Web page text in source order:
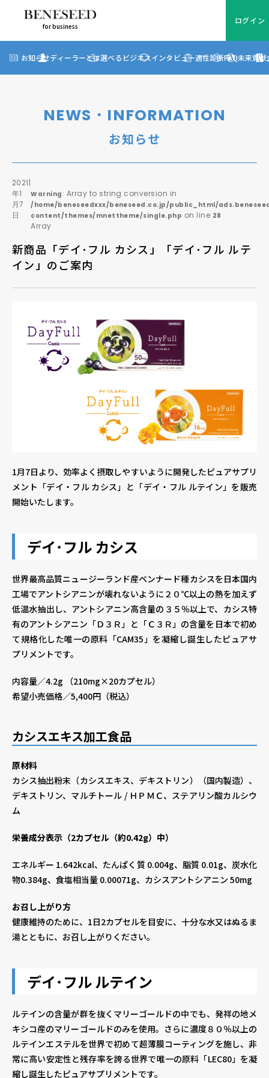
for business
お知らせ
ディーラーとは
FAQ
未来貢献
企業情報
ディーラー契約について
for business
ログイン
お知らせディーラーとは選べるビジネスインタビュー適性診断
? FAQ未来貢献
NEWS・INFORMATION
お知らせ
2021
年1
月7
日
Warning : Array to string conversion in
/home/beneseedxxx/beneseed.co.jp/public_html/
content/themes/mnettheme/single.php on line 28
Array
新商品「デイ･フル カシス」「デイ･フル ルテ
イン」のご案内
1月7日より、効率よく摂取しやすいように開発したピュアサプリ
メント「デイ・フル カシス」と「デイ・フル ルテイン」を販売
開始いたします。
デイ･フル カシス
世界最高品質ニュージーランド産ベンナード種カシスを日本国内
工場でアントシアニンが壊れないように２０℃以上の熱を加えず
低温水抽出し、アントシアニン高含量の３５％以上で、カシス特
有のアントシアニン「Ｄ３Ｒ」と「Ｃ３Ｒ」の含量を日本で初め
て規格化した唯一の原料「CAM35」を凝縮し誕生したピュアサ
プリメントです。
内容量／4.2g （210mg×20カプセル）
希望小売価格／5,400円（税込）
カシスエキス加工食品
原材料
カシス抽出粉末（カシスエキス、デキストリン）（国内製造）、
デキストリン、マルチトール / ＨＰＭＣ、ステアリン酸カルシウ
ム
栄養成分表示（2カプセル（約0.42g）中）
エネルギー 1.642kcal、たんぱく質 0.004g、脂質 0.01g、炭水化
物0.384g、食塩相当量 0.00071g、カシスアントシアニン 50mg
お召し上がり方
健康維持のために、1日2カプセルを目安に、十分な水又はぬるま
湯とともに、お召し上がりください。
デイ･フル ルテイン
ルテインの含量が群を抜くマリーゴールドの中でも、発祥の地メ
キシコ産のマリーゴールドのみを使用。さらに濃度８０％以上の
ルテインエステルを世界で初めて超薄膜コーティングを施し、非
常に高い安定性と残存率を誇る世界で唯一の原料「LEC80」を凝
縮し誕生したピュアサプリメントです。